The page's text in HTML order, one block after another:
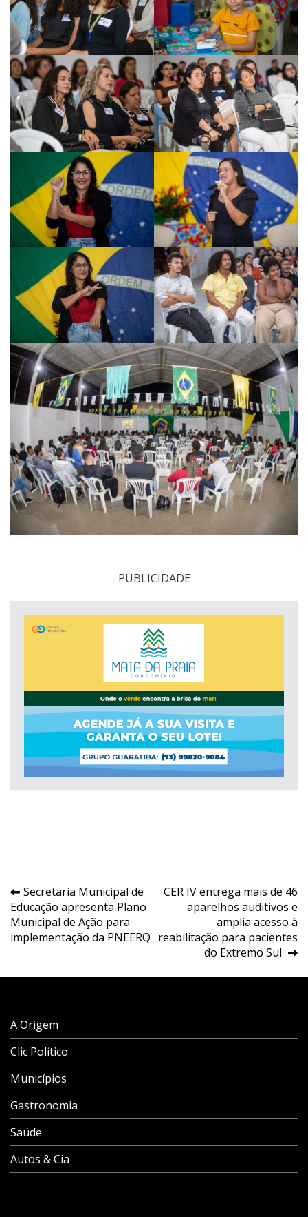
PUBLICIDADE
Navegação
de
Post
Secretaria Municipal de
Educação apresenta Plano
Municipal de Ação para
implementação da PNEERQ
CER IV entrega mais de 46
aparelhos auditivos e
amplia acesso à
reabilitação para pacientes
do Extremo Sul
A Origem
Clic Político
Municípios
Gastronomia
Saúde
Autos & Cia